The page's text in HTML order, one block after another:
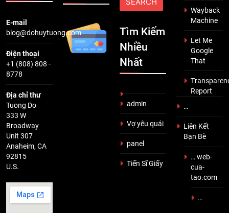
E-mail
blog@dohuytuong.com
Điện thoại
+1 (808) 808 -
8778
Địa chỉ thư
Tuong Do
333 W
Broadway
Unit 307
Anaheim, CA
92815
U.S.
Tìm Kiếm
Nhiều
Nhất
admin
Vợ yêu quái
panel
Tiến Sĩ Giấy
Wayback
Machine
Let Me
Google
That
Report
…
Liên Kết
Bạn Bè
… web-
cua-
tao.com
…